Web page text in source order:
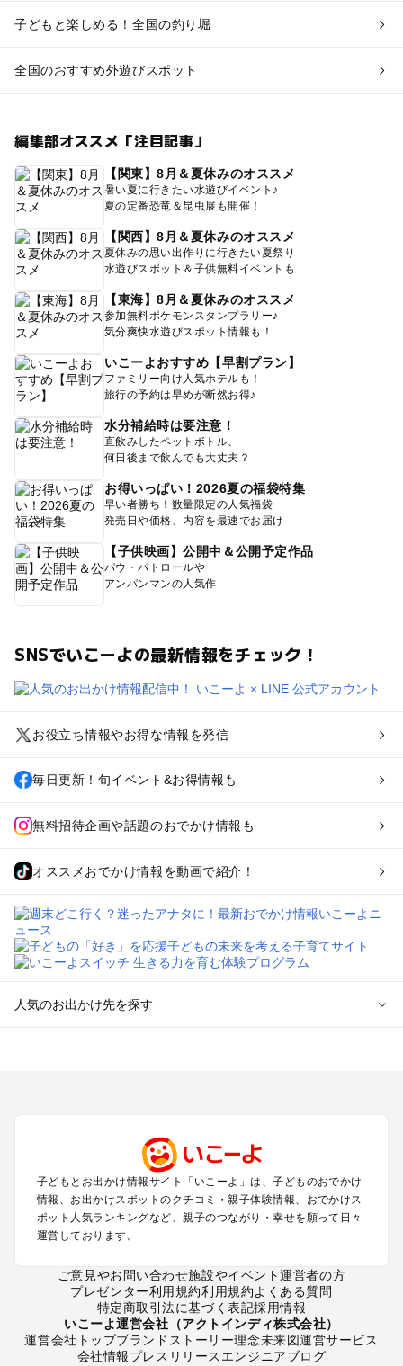
子どもと楽しめる！全国の釣り堀
全国のおすすめ外遊びスポット
編集部オススメ「注目記事」
【関東】8月＆夏休みのオススメ
暑い夏に行きたい水遊びイベント♪
夏の定番恐竜＆昆虫展も開催！
【関西】8月＆夏休みのオススメ
夏休みの思い出作りに行きたい夏祭り
水遊びスポット＆子供無料イベントも
【東海】8月＆夏休みのオススメ
参加無料ポケモンスタンプラリー♪
気分爽快水遊びスポット情報も！
いこーよおすすめ【早割プラン】
ファミリー向け人気ホテルも！
旅行の予約は早めが断然お得♪
水分補給時は要注意！
直飲みしたペットボトル、
何日後まで飲んでも大丈夫？
お得いっぱい！2026夏の福袋特集
早い者勝ち！数量限定の人気福袋
発売日や価格、内容を最速でお届け
【子供映画】公開中＆公開予定作品
パウ・パトロールや
アンパンマンの人気作
SNSでいこーよの最新情報をチェック！
お役立ち情報やお得な情報を発信
毎日更新！旬イベント&お得情報も
無料招待企画や話題のおでかけ情報も
オススメおでかけ情報を動画で紹介！
人気のお出かけ先を探す
関西のプールおでかけ
中国･四国のプールおでかけ
九州･沖縄のプールおでかけ
定番お出かけスポット
牧場
子どもとお出かけ情報サイト「いこーよ」は、子どものおでかけ
情報、お出かけスポットのクチコミ・親子体験情報、おでかけス
ポット人気ランキングなど、親子のつながり・幸せを願って日々
運営しております。
ご意見やお問い合わせ施設やイベント運営者の方
プレゼンター利用規約利用規約よくある質問
特定商取引法に基づく表記採用情報
いこーよ運営会社（アクトインディ株式会社）
運営会社トップブランドストーリー理念未来図運営サービス
会社情報プレスリリース エンジニアブログ